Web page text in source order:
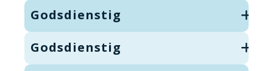
Godsdienstig
Godsdienstig